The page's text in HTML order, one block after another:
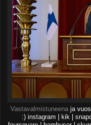
Vastavalmistuneenaja
:) instagram | kik |